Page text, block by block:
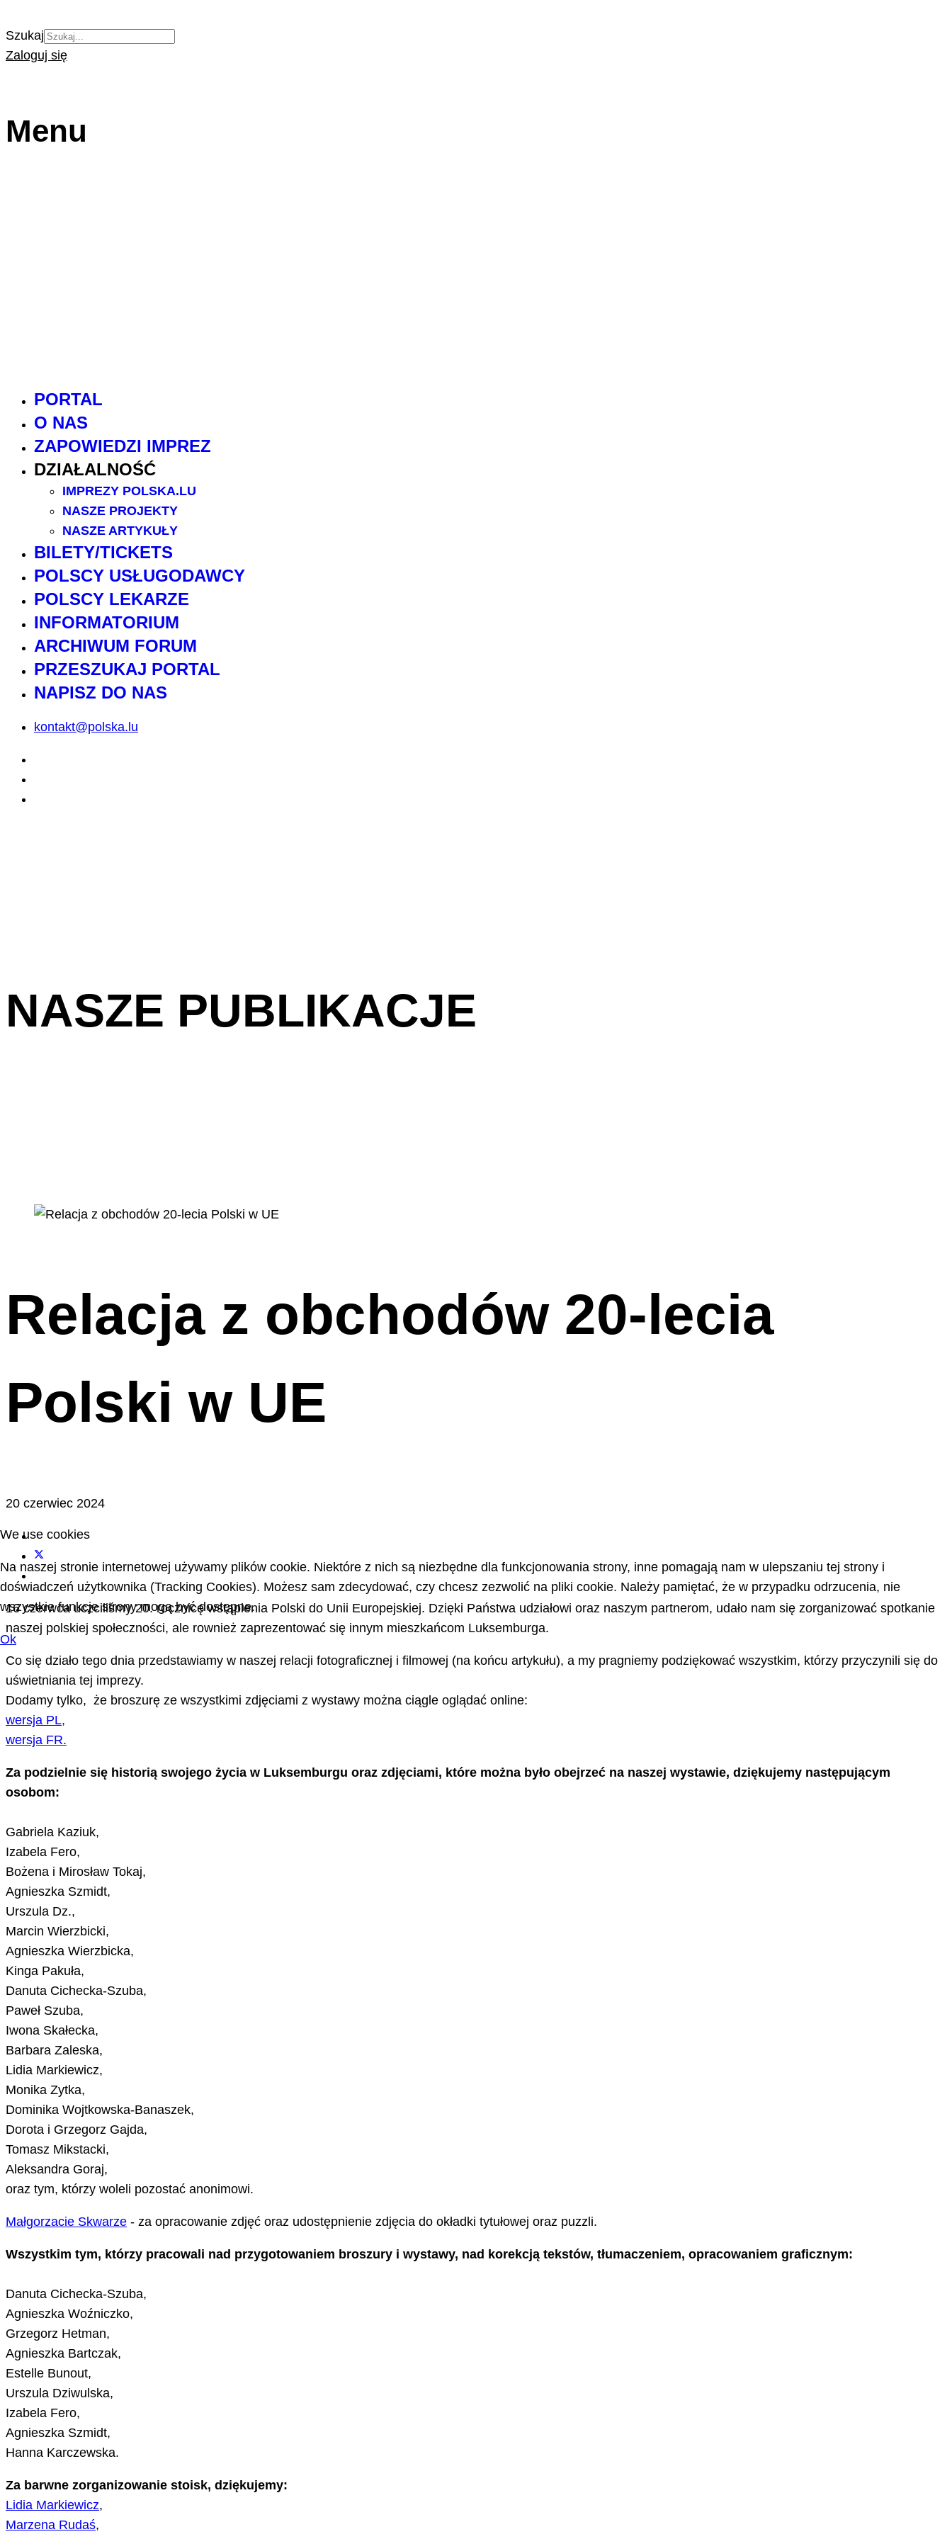
Szukaj
Zaloguj się
Menu
PORTAL
O NAS
ZAPOWIEDZI IMPREZ
DZIAŁALNOŚĆ
IMPREZY POLSKA.LU
NASZE PROJEKTY
NASZE ARTYKUŁY
BILETY/TICKETS
POLSCY USŁUGODAWCY
POLSCY LEKARZE
INFORMATORIUM
ARCHIWUM FORUM
PRZESZUKAJ PORTAL
NAPISZ DO NAS
kontakt@polska.lu
NASZE PUBLIKACJE
Relacja z obchodów 20-lecia
Polski w UE
20 czerwiec 2024
16 czerwca uczciliśmy 20. rocznicę wstąpienia Polski do Unii Europejskiej. Dzięki Państwa udziałowi oraz naszym partnerom, udało nam się zorganizować spotkanie
naszej polskiej społeczności, ale rownież zaprezentować się innym mieszkańcom Luksemburga.
Co się działo tego dnia przedstawiamy w naszej relacji fotograficznej i filmowej (na końcu artykułu), a my pragniemy podziękować wszystkim, którzy przyczynili się do
uświetniania tej imprezy.
Dodamy tylko, że broszurę ze wszystkimi zdjęciami z wystawy można ciągle oglądać online:
wersja PL,
wersja FR.
Za podzielnie się historią swojego życia w Luksemburgu oraz zdjęciami, które można było obejrzeć na naszej wystawie, dziękujemy następującym
osobom:
Gabriela Kaziuk,
Izabela Fero,
Bożena i Mirosław Tokaj,
Agnieszka Szmidt,
Urszula Dz.,
Marcin Wierzbicki,
Agnieszka Wierzbicka,
Kinga Pakuła,
Danuta Cichecka-Szuba,
Paweł Szuba,
Iwona Skałecka,
Barbara Zaleska,
Lidia Markiewicz,
Monika Zytka,
Dominika Wojtkowska-Banaszek,
Dorota i Grzegorz Gajda,
Tomasz Mikstacki,
Aleksandra Goraj,
oraz tym, którzy woleli pozostać anonimowi.
Małgorzacie Skwarze - za opracowanie zdjęć oraz udostępnienie zdjęcia do okładki tytułowej oraz puzzli.
Wszystkim tym, którzy pracowali nad przygotowaniem broszury i wystawy, nad korekcją tekstów, tłumaczeniem, opracowaniem graficznym:
Danuta Cichecka-Szuba,
Agnieszka Woźniczko,
Grzegorz Hetman,
Agnieszka Bartczak,
Estelle Bunout,
Urszula Dziwulska,
Izabela Fero,
Agnieszka Szmidt,
Hanna Karczewska.
Za barwne zorganizowanie stoisk, dziękujemy:
Lidia Markiewicz,
Marzena Rudaś,
We use cookies
Na naszej stronie internetowej używamy plików cookie. Niektóre z nich są niezbędne dla funkcjonowania strony, inne pomagają nam w ulepszaniu tej strony i
doświadczeń użytkownika (Tracking Cookies). Możesz sam zdecydować, czy chcesz zezwolić na pliki cookie. Należy pamiętać, że w przypadku odrzucenia, nie
wszystkie funkcje strony mogą być dostępne.
Ok